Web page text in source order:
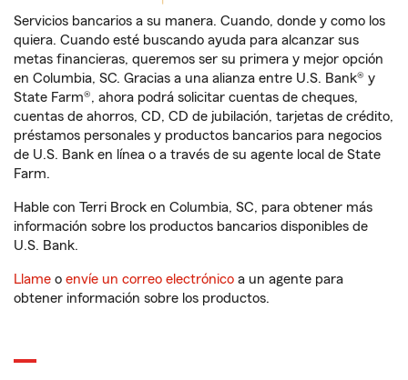
Servicios bancarios a su manera. Cuando, donde y como los
quiera. Cuando esté buscando ayuda para alcanzar sus
metas financieras, queremos ser su primera y mejor opción
en Columbia, SC. Gracias a una alianza entre U.S. Bank® y
State Farm®, ahora podrá solicitar cuentas de cheques,
cuentas de ahorros, CD, CD de jubilación, tarjetas de crédito,
préstamos personales y productos bancarios para negocios
de U.S. Bank en línea o a través de su agente local de State
Farm.
Hable con Terri Brock en Columbia, SC, para obtener más
información sobre los productos bancarios disponibles de
U.S. Bank.
Llame o envíe un correo electrónico a un agente para
obtener información sobre los productos.